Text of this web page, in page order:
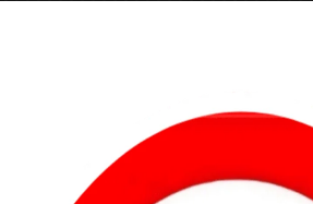
हूं कि अब दुनिया की कोई भी ताकत भारत
होगी कि अब हम 24 हज़ार करोड़ रुपये से
है और निर्यात लगातार बढ़ रहा है।